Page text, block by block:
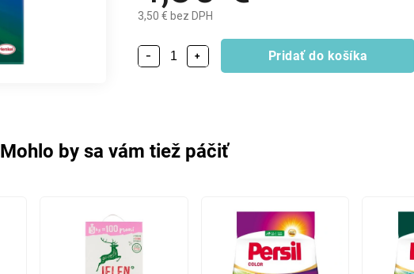
3,50 € bez DPH
+
− Pridať do košíka
Mohlo by sa vám tiež páčiť